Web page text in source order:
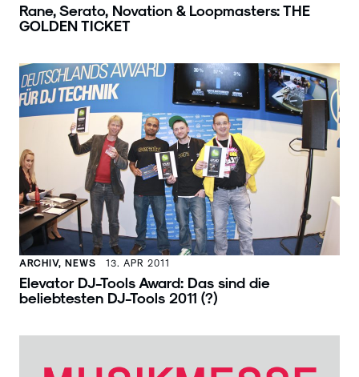
Rane, Serato, Novation & Loopmasters: THE
GOLDEN TICKET
ARCHIV, NEWS 13. APR 2011
Elevator DJ-Tools Award: Das sind die
beliebtesten DJ-Tools 2011 (?)